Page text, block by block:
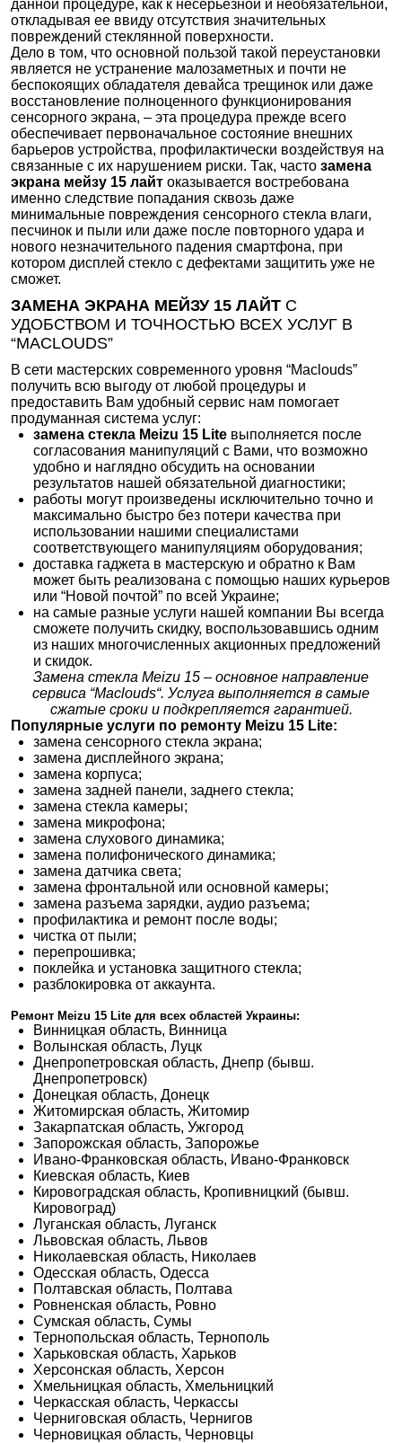
данной процедуре, как к несерьезной и необязательной,
откладывая ее ввиду отсутствия значительных
повреждений стеклянной поверхности.
Дело в том, что основной пользой такой переустановки
является не устранение малозаметных и почти не
беспокоящих обладателя девайса трещинок или даже
восстановление полноценного функционирования
сенсорного экрана, – эта процедура прежде всего
обеспечивает первоначальное состояние внешних
барьеров устройства, профилактически воздействуя на
связанные с их нарушением риски. Так, часто замена
экрана мейзу 15 лайт оказывается востребована
именно следствие попадания сквозь даже
минимальные повреждения сенсорного стекла влаги,
песчинок и пыли или даже после повторного удара и
нового незначительного падения смартфона, при
котором дисплей стекло с дефектами защитить уже не
сможет.
ЗАМЕНА ЭКРАНА МЕЙЗУ 15 ЛАЙТ С
УДОБСТВОМ И ТОЧНОСТЬЮ ВСЕХ УСЛУГ В
“MACLOUDS”
В сети мастерских современного уровня “Maclouds”
получить всю выгоду от любой процедуры и
предоставить Вам удобный сервис нам помогает
продуманная система услуг:
замена стекла Meizu 15 Lite выполняется после
согласования манипуляций с Вами, что возможно
удобно и наглядно обсудить на основании
результатов нашей обязательной диагностики;
работы могут произведены исключительно точно и
максимально быстро без потери качества при
использовании нашими специалистами
соответствующего манипуляциям оборудования;
доставка гаджета в мастерскую и обратно к Вам
может быть реализована с помощью наших курьеров
или “Новой почтой” по всей Украине;
на самые разные услуги нашей компании Вы всегда
сможете получить скидку, воспользовавшись одним
из наших многочисленных акционных предложений
и скидок.
Замена стекла Meizu 15 – основное направление
сервиса “Maclouds“. Услуга выполняется в самые
сжатые сроки и подкрепляется гарантией.
Популярные услуги по ремонту Meizu 15 Lite:
замена сенсорного стекла экрана;
замена дисплейного экрана;
замена корпуса;
замена задней панели, заднего стекла;
замена стекла камеры;
замена микрофона;
замена слухового динамика;
замена полифонического динамика;
замена датчика света;
замена фронтальной или основной камеры;
замена разъема зарядки, аудио разъема;
профилактика и ремонт после воды;
чистка от пыли;
перепрошивка;
поклейка и установка защитного стекла;
разблокировка от аккаунта.
Ремонт Meizu 15 Lite для всех областей Украины:
Винницкая область, Винница
Волынская область, Луцк
Днепропетровская область, Днепр (бывш.
Днепропетровск)
Донецкая область, Донецк
Житомирская область, Житомир
Закарпатская область, Ужгород
Запорожская область, Запорожье
Ивано-Франковская область, Ивано-Франковск
Киевская область, Киев
Кировоградская область, Кропивницкий (бывш.
Кировоград)
Луганская область, Луганск
Львовская область, Львов
Николаевская область, Николаев
Одесская область, Одесса
Полтавская область, Полтава
Ровненская область, Ровно
Сумская область, Сумы
Тернопольская область, Тернополь
Харьковская область, Харьков
Херсонская область, Херсон
Хмельницкая область, Хмельницкий
Черкасская область, Черкассы
Черниговская область, Чернигов
Черновицкая область, Черновцы